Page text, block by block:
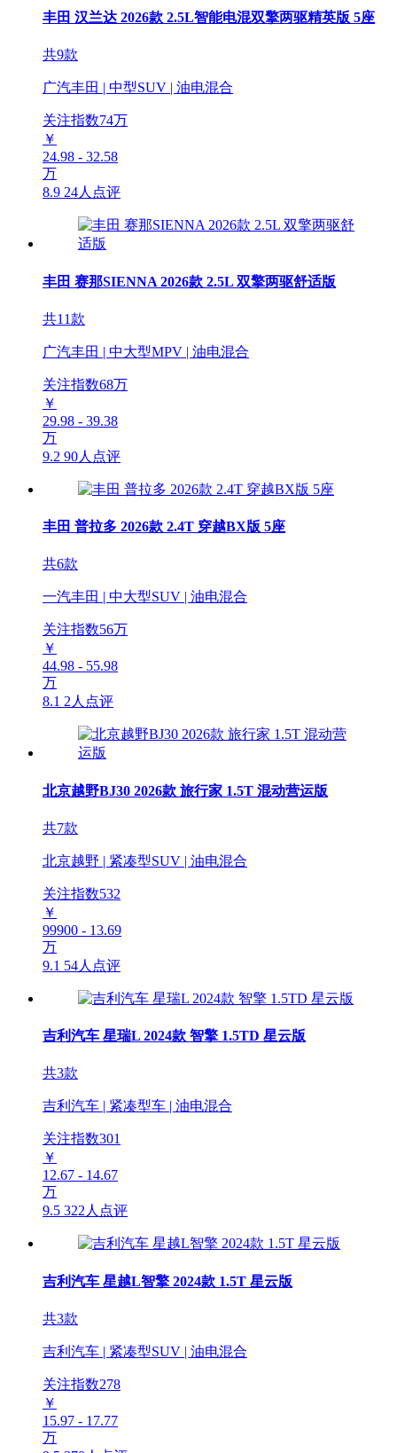
丰田 汉兰达 2026款 2.5L智能电混双擎两驱精英版 5座
共9款
广汽丰田 | 中型SUV | 油电混合
关注指数74万
￥
24.98 - 32.58
万
8.9 24人点评
丰田 赛那SIENNA 2026款 2.5L 双擎两驱舒适版
共11款
广汽丰田 | 中大型MPV | 油电混合
关注指数68万
￥
29.98 - 39.38
万
9.2 90人点评
丰田 普拉多 2026款 2.4T 穿越BX版 5座
共6款
一汽丰田 | 中大型SUV | 油电混合
关注指数56万
￥
44.98 - 55.98
万
8.1 2人点评
北京越野BJ30 2026款 旅行家 1.5T 混动营运版
共7款
北京越野 | 紧凑型SUV | 油电混合
关注指数532
￥
99900 - 13.69
万
9.1 54人点评
吉利汽车 星瑞L 2024款 智擎 1.5TD 星云版
共3款
吉利汽车 | 紧凑型车 | 油电混合
关注指数301
￥
12.67 - 14.67
万
9.5 322人点评
吉利汽车 星越L智擎 2024款 1.5T 星云版
共3款
吉利汽车 | 紧凑型SUV | 油电混合
关注指数278
￥
15.97 - 17.77
万